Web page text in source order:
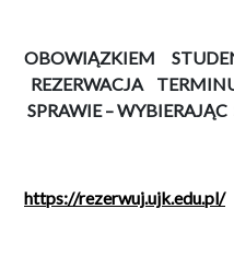
OBOWIĄZKIEM
REZERWACJA
SPRAWIE –
https://rezerwuj.ujk.edu.pl/